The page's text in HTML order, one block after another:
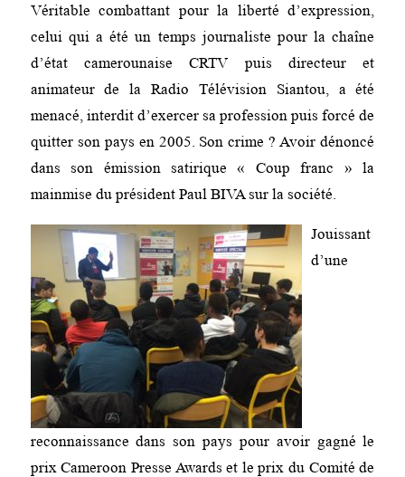
Véritable combattant pour la liberté d’expression,
celui qui a été un temps journaliste pour la chaîne
d’état camerounaise CRTV puis directeur et
animateur de la Radio Télévision Siantou, a été
menacé, interdit d’exercer sa profession puis forcé de
quitter son pays en 2005. Son crime ? Avoir dénoncé
dans son émission satirique « Coup franc » la
mainmise du président Paul BIVA sur la société.
Jouissant
d’une
reconnaissance dans son pays pour avoir gagné le
prix Cameroon Presse Awards et le prix du Comité de